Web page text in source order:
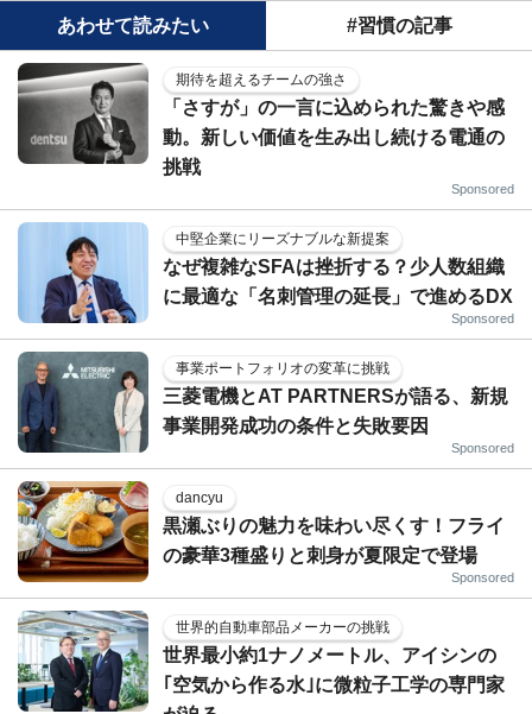
あわせて読みたい #習慣の記事
期待を超えるチームの強さ
「さすが」の一言に込められた驚きや感
動。新しい価値を生み出し続ける電通の
挑戦
Sponsored
中堅企業にリーズナブルな新提案
なぜ複雑なSFAは挫折する？少人数組織
に最適な「名刺管理の延長」で進めるDX
Sponsored
事業ポートフォリオの変革に挑戦
三菱電機とAT PARTNERSが語る、新規
事業開発成功の条件と失敗要因
Sponsored
dancyu
黒瀬ぶりの魅力を味わい尽くす！フライ
の豪華3種盛りと刺身が夏限定で登場
Sponsored
世界的自動車部品メーカーの挑戦
世界最小約1ナノメートル、アイシンの
｢空気から作る水｣に微粒子工学の専門家